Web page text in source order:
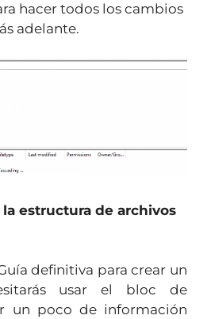
hacer todos los cambios
adelante.
la estructura de archivos
definitiva para crear un
usar el bloc de
un poco de información